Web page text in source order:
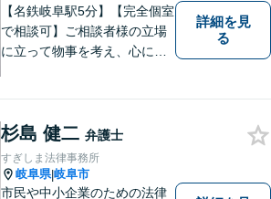
【名鉄岐阜駅5分】【完全個室
で相談可】ご相談者様の立場
に立って物事を考え、心に寄
決への第一歩です。小さな問
題から大きな問題まで、お気
軽にご相談ください。
詳細を見
る
杉島 健二 弁護士
すぎしま法律事務所
岐阜県|岐阜市
市民や中小企業のための法律